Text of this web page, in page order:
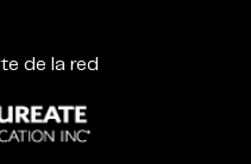
de la red